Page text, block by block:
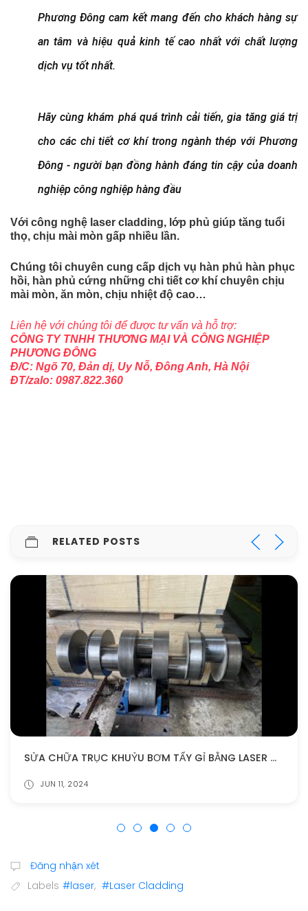
Phương Đông cam kết mang đến cho khách hàng sự
an tâm và hiệu quả kinh tế cao nhất với chất lượng
dịch vụ tốt nhất.
Hãy cùng khám phá quá trình cải tiến, gia tăng giá trị
cho các chi tiết cơ khí trong ngành thép với Phương
Đông - người bạn đồng hành đáng tin cậy của doanh
nghiệp công nghiệp hàng đầu
Với công nghệ laser cladding, lớp phủ giúp tăng tuổi
thọ, chịu mài mòn gấp nhiều lần.
Chúng tôi chuyên cung cấp dịch vụ hàn phủ hàn phục
hồi, hàn phủ cứng những chi tiết cơ khí chuyên chịu
mài mòn, ăn mòn, chịu nhiệt độ cao…
Liên hệ với chúng tôi để được tư vấn và hỗ trợ:
CÔNG TY TNHH THƯƠNG MẠI VÀ CÔNG NGHIỆP
PHƯƠNG ĐÔNG
Đ/C: Ngõ 70, Đản dị, Uy Nỗ, Đông Anh, Hà Nội
ĐT/zalo: 0987.822.360
RELATED POSTS
SỬA CHỮA TRỤC KHUỶU BƠM TẨY GỈ BẰNG LASER CLADDING
JUN 11, 2024
Đăng nhận xét
Labels #laser, #Laser Cladding